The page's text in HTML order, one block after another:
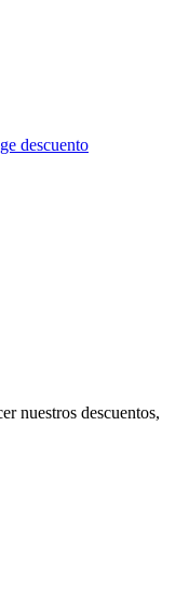
nuestros descuentos,